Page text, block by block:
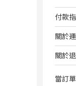
付款
關於
關於
當訂